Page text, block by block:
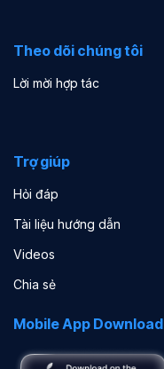
Theo dõi chúng tôi
Lời mời hợp tác
Trợ giúp
Hỏi đáp
Tài liệu hướng dẫn
Videos
Chia sẻ
Mobile App Download